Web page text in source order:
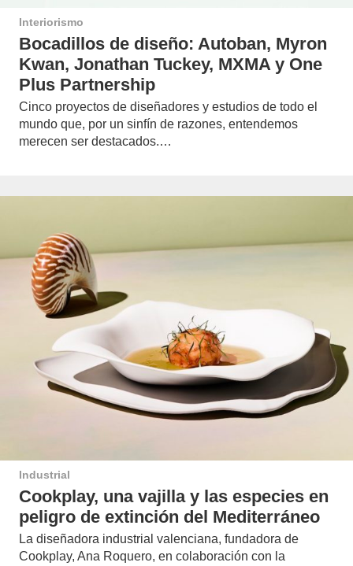
Interiorismo
Bocadillos de diseño: Autoban, Myron
Kwan, Jonathan Tuckey, MXMA y One
Plus Partnership
Cinco proyectos de diseñadores y estudios de todo el
mundo que, por un sinfín de razones, entendemos
merecen ser destacados.…
Industrial
Cookplay, una vajilla y las especies en
peligro de extinción del Mediterráneo
La diseñadora industrial valenciana, fundadora de
Cookplay, Ana Roquero, en colaboración con la